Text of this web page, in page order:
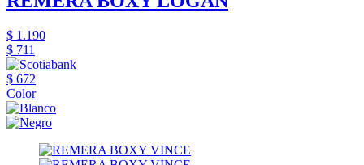
$ 1.190
$ 711
$ 672
Color